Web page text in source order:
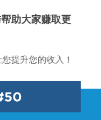
助大家赚取更
提升您的收入！